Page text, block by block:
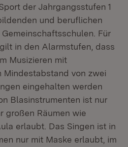
der Jahrgangsstufen 1
und beruflichen
Für
in den Alarmstufen, dass
Musizieren mit
Mindestabstand von zwei
eingehalten werden
Blasinstrumenten ist nur
großen Räumen wie
erlaubt. Das Singen ist in
nur mit Maske erlaubt, im